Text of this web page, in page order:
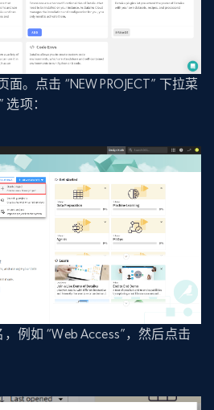
。点击 “NEW PROJECT” 下拉菜
项：
，例如 “Web Access”，然后点击